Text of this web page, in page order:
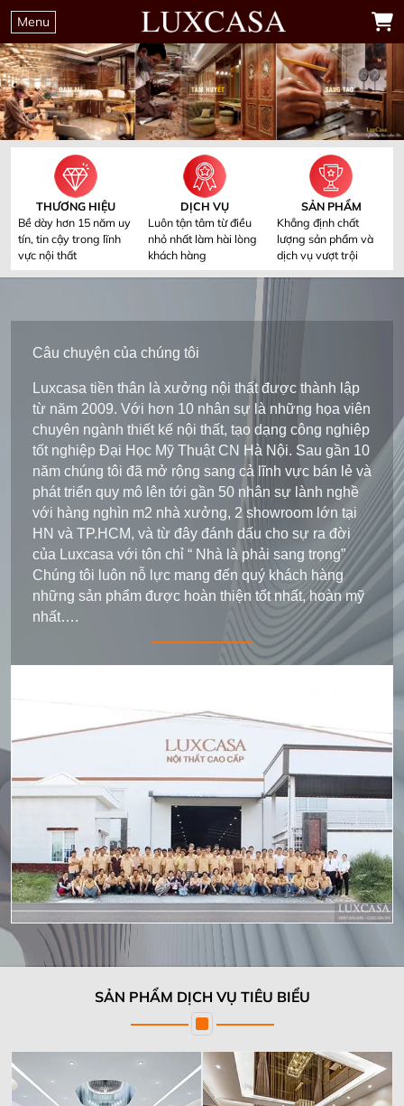
Menu
THƯƠNG HIỆU
Bề dày hơn 15 năm uy
tín, tin cậy trong lĩnh
vực nội thất
DỊCH VỤ
Luôn tận tâm từ điều
nhỏ nhất làm hài lòng
khách hàng
SẢN PHẨM
Khẳng định chất
lượng sản phẩm và
dịch vụ vượt trội
Câu chuyện của chúng tôi
Luxcasa tiền thân là xưởng nội thất được thành lập
từ năm 2009. Với hơn 10 nhân sự là những họa viên
chuyên ngành thiết kế nội thất, tạo dạng công nghiệp
tốt nghiệp Đại Học Mỹ Thuật CN Hà Nội. Sau gần 10
năm chúng tôi đã mở rộng sang cả lĩnh vực bán lẻ và
phát triển quy mô lên tới gần 50 nhân sự lành nghề
với hàng nghìn m2 nhà xưởng, 2 showroom lớn tại
HN và TP.HCM, và từ đây đánh dấu cho sự ra đời
của Luxcasa với tôn chỉ “ Nhà là phải sang trọng”
Chúng tôi luôn nỗ lực mang đến quý khách hàng
những sản phẩm được hoàn thiện tốt nhất, hoàn mỹ
nhất….
SẢN PHẨM DỊCH VỤ TIÊU BIỂU